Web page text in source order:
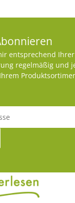
entsprechend Ihrer
regelmäßig und